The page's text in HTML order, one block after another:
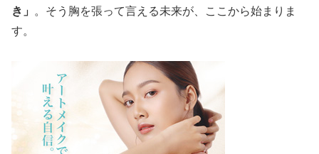
き」
。そう胸を張って言える未来が、ここから始まりま
す。